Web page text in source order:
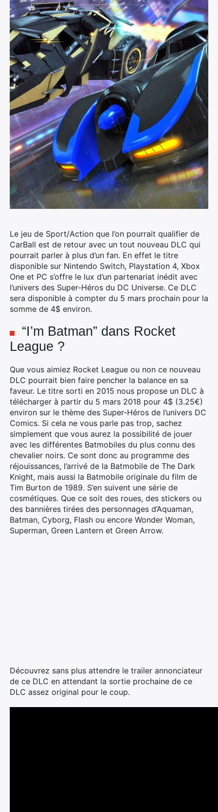
Le jeu de Sport/Action que l’on pourrait qualifier de
CarBall est de retour avec un tout nouveau DLC qui
pourrait parler à plus d’un fan. En effet le titre
disponible sur Nintendo Switch, Playstation 4, Xbox
One et PC s’offre le lux d’un partenariat inédit avec
l’univers des Super-Héros du DC Universe. Ce DLC
sera disponible à compter du 5 mars prochain pour la
somme de 4$ environ.
“I’m Batman” dans Rocket
League ?
Que vous aimiez Rocket League ou non ce nouveau
DLC pourrait bien faire pencher la balance en sa
faveur. Le titre sorti en 2015 nous propose un DLC à
télécharger à partir du 5 mars 2018 pour 4$ (3.25€)
environ sur le thème des Super-Héros de l’univers DC
Comics. Si cela ne vous parle pas trop, sachez
simplement que vous aurez la possibilité de jouer
avec les différentes Batmobiles du plus connu des
chevalier noirs. Ce sont donc au programme des
réjouissances, l’arrivé de la Batmobile de The Dark
Knight, mais aussi la Batmobile originale du film de
Tim Burton de 1989. S’en suivent une série de
cosmétiques. Que ce soit des roues, des stickers ou
des bannières tirées des personnages d’Aquaman,
Batman, Cyborg, Flash ou encore Wonder Woman,
Superman, Green Lantern et Green Arrow.
Découvrez sans plus attendre le trailer annonciateur
de ce DLC en attendant la sortie prochaine de ce
DLC assez original pour le coup.